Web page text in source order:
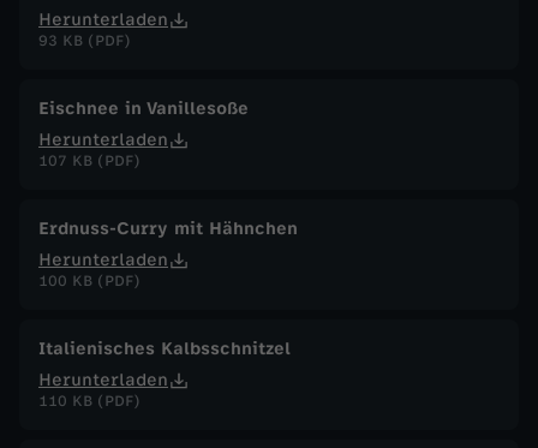
Herunterladen
93 KB (PDF)
Eischnee in Vanillesoße
Herunterladen
107 KB (PDF)
Erdnuss-Curry mit Hähnchen
Herunterladen
100 KB (PDF)
Italienisches Kalbsschnitzel
Herunterladen
110 KB (PDF)